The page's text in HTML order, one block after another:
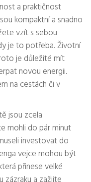
a praktičnost
kompaktní a snadno
vzít s sebou
je to potřeba. Životní
je důležité mít
novou energii.
na cestách či v
jsou zcela
mohli do pár minut
investovat do
vejce mohou být
přinese velké